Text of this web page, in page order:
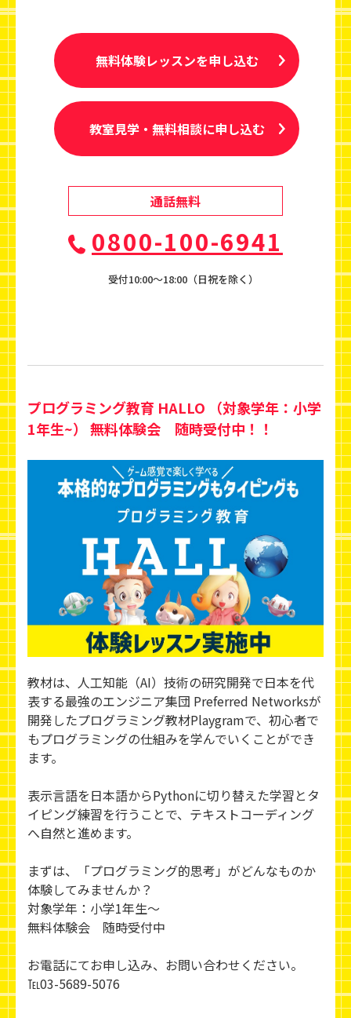
無料体験レッスンを申し込む
教室見学・無料相談に申し込む
通話無料
0800-100-6941
受付10:00〜18:00（日祝を除く）
プログラミング教育 HALLO （対象学年：小学
1年生~） 無料体験会 随時受付中！！
教材は、人工知能（AI）技術の研究開発で日本を代
表する最強のエンジニア集団 Preferred Networksが
開発したプログラミング教材Playgramで、初心者で
もプログラミングの仕組みを学んでいくことができ
ます。
表示言語を日本語からPythonに切り替えた学習とタ
イピング練習を行うことで、テキストコーディング
へ自然と進めます。
まずは、「プログラミング的思考」がどんなものか
体験してみませんか？
対象学年：小学1年生～
無料体験会 随時受付中
お電話にてお申し込み、お問い合わせください。
℡03-5689-5076